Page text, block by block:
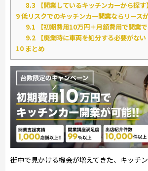
8.3 【開業しているキッチンカーから探す】
9低リスクでのキッチンカー開業ならリース
9.1 【初期費用10万円＋月額費用で開業で
9.2 【廃業時に車両を処分する必要がない
10 まとめ
街中で見かける機会が増えてきた、キッチン